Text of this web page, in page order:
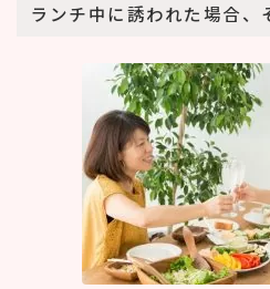
ランチ中に誘われた場合、